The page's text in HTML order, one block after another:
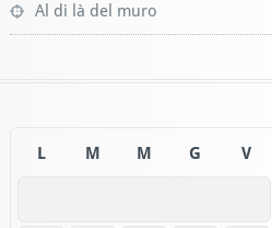
Al di là del muro
L M M G V